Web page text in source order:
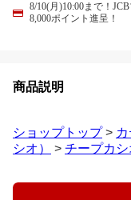
8/10(月)10:00まで！
8,000ポイント進呈！
商品説明
ショップトップ>
シオ）
> チープカシ